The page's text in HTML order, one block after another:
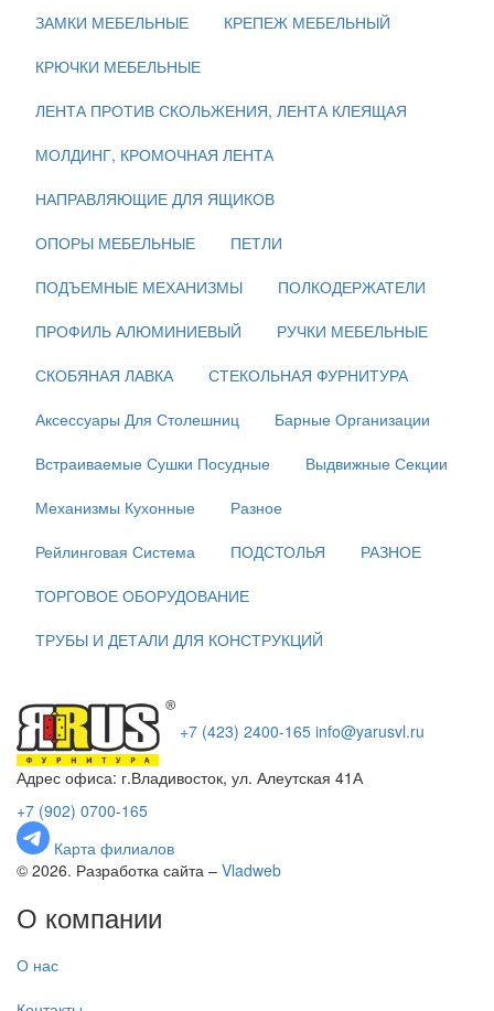
ЗАМКИ МЕБЕЛЬНЫЕ
КРЕПЕЖ МЕБЕЛЬНЫЙ
КРЮЧКИ МЕБЕЛЬНЫЕ
ЛЕНТА ПРОТИВ СКОЛЬЖЕНИЯ, ЛЕНТА КЛЕЯЩАЯ
МОЛДИНГ, КРОМОЧНАЯ ЛЕНТА
НАПРАВЛЯЮЩИЕ ДЛЯ ЯЩИКОВ
ОПОРЫ МЕБЕЛЬНЫЕ
ПЕТЛИ
ПОДЪЕМНЫЕ МЕХАНИЗМЫ
ПОЛКОДЕРЖАТЕЛИ
ПРОФИЛЬ АЛЮМИНИЕВЫЙ
РУЧКИ МЕБЕЛЬНЫЕ
СКОБЯНАЯ ЛАВКА
СТЕКОЛЬНАЯ ФУРНИТУРА
Аксессуары Для Столешниц
Барные Организации
Встраиваемые Сушки Посудные
Выдвижные Секции
Механизмы Кухонные
Разное
Рейлинговая Система
ПОДСТОЛЬЯ
РАЗНОЕ
ТОРГОВОЕ ОБОРУДОВАНИЕ
ТРУБЫ И ДЕТАЛИ ДЛЯ КОНСТРУКЦИЙ
+7 (423) 2400-165 info@yarusvl.ru
Адрес офиса: г.Владивосток, ул. Алеутская 41А
+7 (902) 0700-165
Карта филиалов
© 2026. Разработка сайта – Vladweb
О компании
О нас